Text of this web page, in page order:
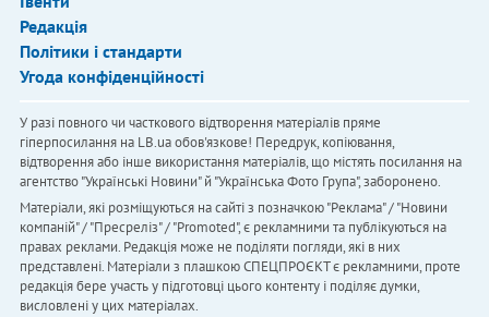
Редакція
Політики і стандарти
Угода конфіденційності
У разі повного чи часткового відтворення матеріалів пряме
гіперпосилання на LB.ua обов'язкове! Передрук, копіювання,
відтворення або інше використання матеріалів, що містять посилання на
агентство "Українськi Новини" й "Українська Фото Група", заборонено.
Матеріали, які розміщуються на сайті з позначкою "Реклама" / "Новини
компаній" / "Пресреліз" / "Promoted", є рекламними та публікуються на
правах реклами. Редакція може не поділяти погляди, які в них
представлені. Матеріали з плашкою СПЕЦПРОЄКТ є рекламними, проте
редакція бере участь у підготовці цього контенту і поділяє думки,
висловлені у цих матеріалах.